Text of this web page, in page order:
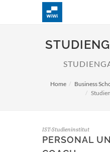
Home Business
IST-Studieninstitut
PERSONAL